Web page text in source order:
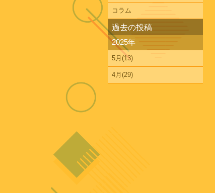
コラム
過去の投稿
2025年
5月(13)
4月(29)